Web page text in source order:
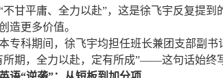
不甘平庸、全力以赴”，这是徐飞宇反复提
造更多价值。
专科期间，徐飞宇均担任班长兼团支部副
所期，全力以赴，定有所成”——这句话始终